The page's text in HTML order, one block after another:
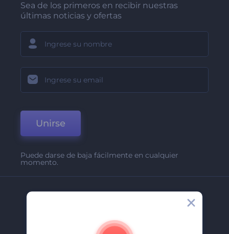
Sea de los primeros en recibir nuestras
últimas noticias y ofertas
Unirse
Puede darse de baja fácilmente en cualquier
momento.